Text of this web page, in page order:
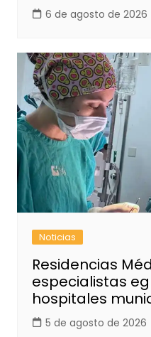
6 de agosto de 2026
Noticias
Residencias
especialistas
hospitales
5 de agosto de 2026